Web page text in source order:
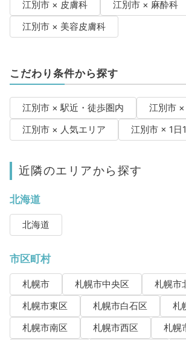
江別市 × 皮膚科
江別市 × 麻酔科
江別市 × 美容皮膚科
こだわり条件から探す
江別市 × 駅近・徒歩圏内
江別市
江別市 × 人気エリア
江別市 × 1日
近隣のエリアから探す
北海道
北海道
市区町村
札幌市 札幌市中央区
札幌市
札幌市東区
札幌市白石区
札
札幌市南区
札幌市西区 札幌